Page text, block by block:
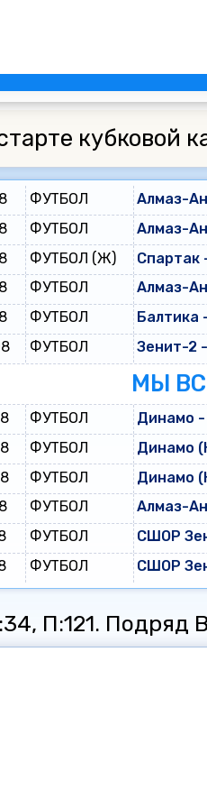
кубковой
ФУТБОЛ Алмаз-
ФУТБОЛ Алмаз-
ФУТБОЛ (Ж) Спартак
ФУТБОЛ Алмаз-
ФУТБОЛ Балтика
ФУТБОЛ Зенит-2
МЫ
ФУТБОЛ Динамо
ФУТБОЛ Динамо
ФУТБОЛ Динамо
ФУТБОЛ Алмаз-
ФУТБОЛ СШОР
ФУТБОЛ СШОР
П:121. Подряд